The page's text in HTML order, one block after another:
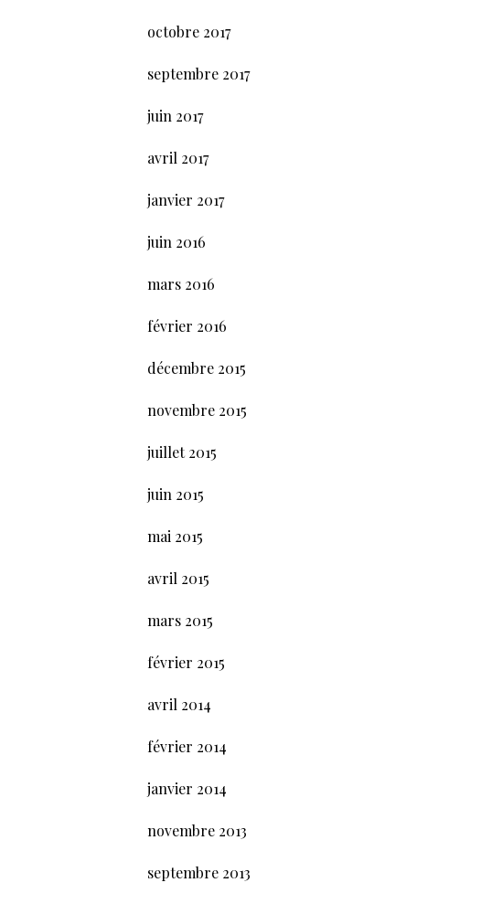
octobre 2017
septembre 2017
juin 2017
avril 2017
janvier 2017
juin 2016
mars 2016
février 2016
décembre 2015
novembre 2015
juillet 2015
juin 2015
mai 2015
avril 2015
mars 2015
février 2015
avril 2014
février 2014
janvier 2014
novembre 2013
septembre 2013